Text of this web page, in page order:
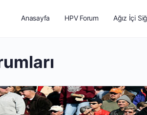
Anasayfa HPV Forum Ağız İçi